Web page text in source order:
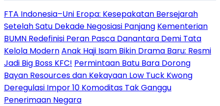
FTA Indonesia–Uni Eropa: Kesepakatan Bersejarah
Setelah Satu Dekade Negosiasi Panjang Kementerian
BUMN Redefinisi Peran Pasca Danantara Demi Tata
Kelola ModernAnak Haji Isam Bikin Drama Baru: Resmi
Jadi Big Boss KFC! Permintaan Batu Bara Dorong
Bayan Resources dan Kekayaan Low Tuck Kwong
Deregulasi Impor 10 Komoditas Tak Ganggu
Penerimaan Negara